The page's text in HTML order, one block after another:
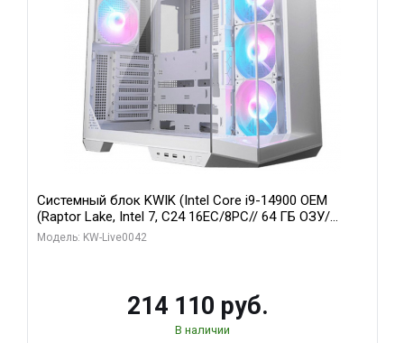
Системный блок KWIK (Intel Core i9-14900 OEM
(Raptor Lake, Intel 7, C24 16EC/8PC// 64 ГБ ОЗУ/
Gigabyte RTX5060 WINDFORCE MAX OC 8GB GDDR7
Модель: KW-Live0042
214 110 руб.
В наличии